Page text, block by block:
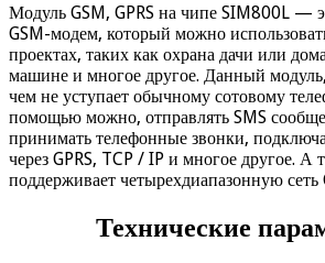
Модуль GSM, GPRS на чипе SIM800L —
GSM-модем, который можно
проектах, таких как охрана дачи или
машине и многое другое. Данный
чем не уступает обычному сотовому
помощью можно, отправлять SMS
принимать телефонные звонки,
через GPRS, TCP / IP и многое другое. А
поддерживает четырехдиапазонную сеть
Технические